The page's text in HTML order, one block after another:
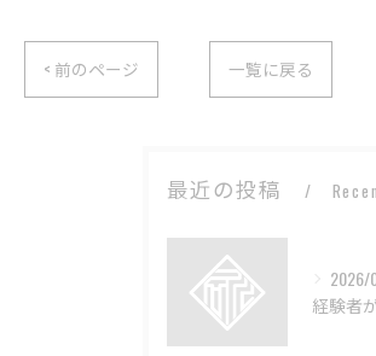
< 前のページ 一覧に戻る
最近の投稿
2026/